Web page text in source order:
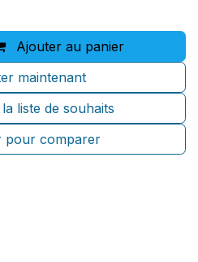
Ajouter au panier
maintenant
pour comparer
liste de souhaits